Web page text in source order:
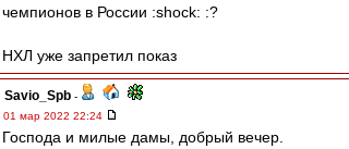
чемпионов в России :shock: :?
НХЛ уже запретил показ
Savio_Spb -
01 мар 2022 22:24
Господа и милые дамы, добрый вечер.